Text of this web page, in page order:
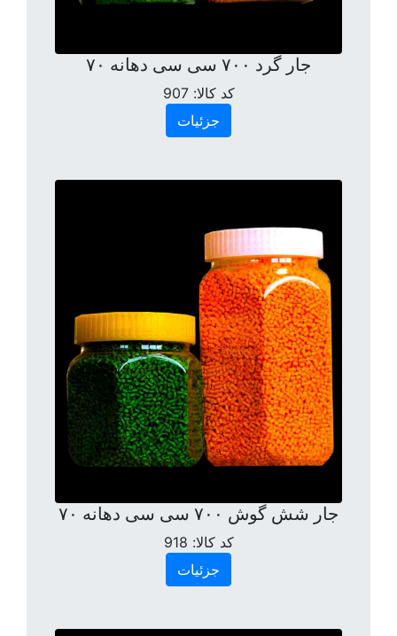
جار گرد ۷۰۰ سی سی دهانه ۷۰
کد کالا:907
جزئیات
جار شش گوش ۷۰۰ سی سی دهانه ۷۰
کد کالا: 918
جزئیات